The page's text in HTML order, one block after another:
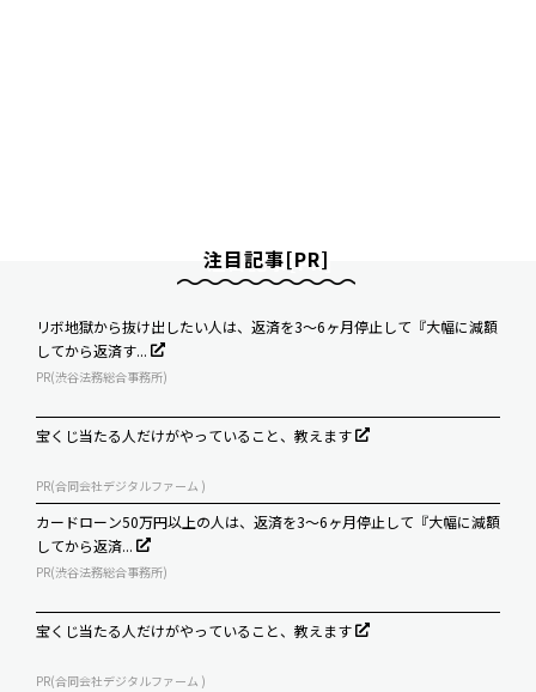
注目記事[PR]
リボ地獄から抜け出したい人は、返済を3～6ヶ月停止して『大幅に減額
してから返済す...
PR(渋谷法務総合事務所)
宝くじ当たる人だけがやっていること、教えます
PR(合同会社デジタルファーム )
カードローン50万円以上の人は、返済を3～6ヶ月停止して『大幅に減額
してから返済...
PR(渋谷法務総合事務所)
宝くじ当たる人だけがやっていること、教えます
PR(合同会社デジタルファーム )